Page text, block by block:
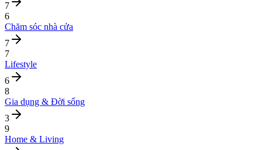
7
6
Chăm sóc nhà cửa
7
7
Lifestyle
6
8
Gia dụng & Đời sống
3
9
Home & Living